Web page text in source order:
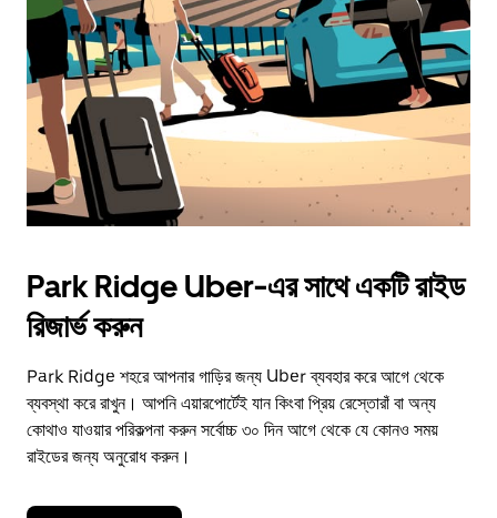
Park Ridge Uber-এর সাথে একটি রাইড
রিজার্ভ করুন
Park Ridge শহরে আপনার গাড়ির জন্য Uber ব্যবহার করে আগে থেকে
ব্যবস্থা করে রাখুন। আপনি এয়ারপোর্টেই যান কিংবা প্রিয় রেস্তোরাঁ বা অন্য
কোথাও যাওয়ার পরিকল্পনা করুন সর্বোচ্চ ৩০ দিন আগে থেকে যে কোনও সময়
রাইডের জন্য অনুরোধ করুন।